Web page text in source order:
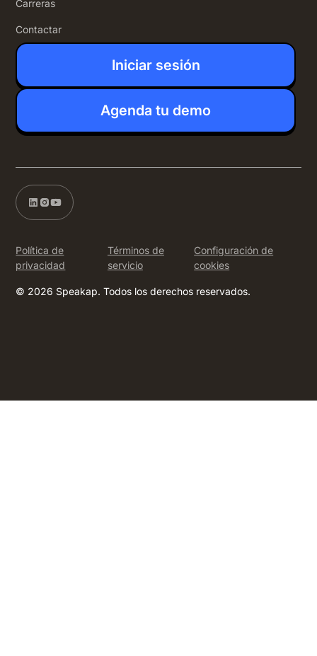
Carreras
Contactar
Iniciar sesión
Agenda tu demo
© 2026 Speakap. Todos los derechos reservados.
Política de
privacidad
Términos de
servicio
Configuración de
cookies